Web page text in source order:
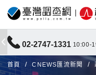
02-2747-1331 10:00-
首頁 CNEWS匯流新聞